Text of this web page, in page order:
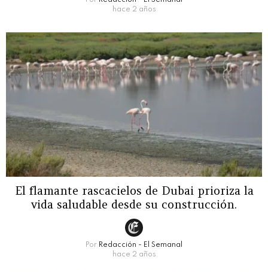
hace 2 años
El flamante rascacielos de Dubai prioriza la
vida saludable desde su construcción.
Por Redacción - El Semanal
hace 2 años